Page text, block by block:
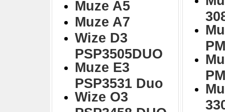
Muze A5
Muze A7
Wize D3
PSP3505DUO
Muze E3
PSP3531 Duo
Wize O3